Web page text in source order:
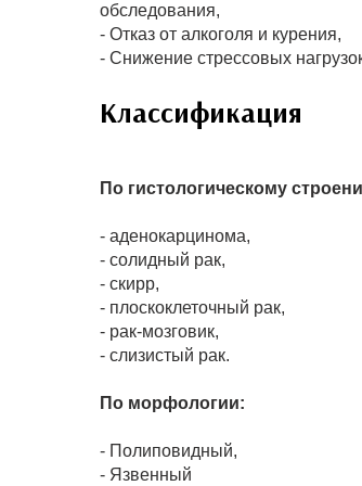
обследования,
- Отказ от алкоголя и курения,
- Снижение стрессовых
Классификация
По гистологическому
- аденокарцинома,
- солидный рак,
- скирр,
- плоскоклеточный рак,
- рак-мозговик,
- слизистый рак.
По морфологии:
- Полиповидный,
- Язвенный